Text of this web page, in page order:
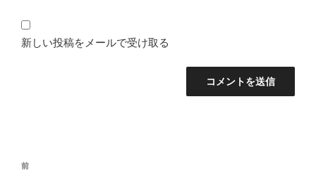
新しい投稿をメールで受け取る
投
前
前